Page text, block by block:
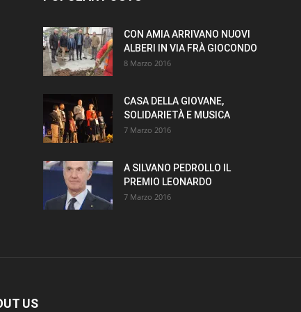
CON AMIA ARRIVANO NUOVI
ALBERI IN VIA FRÀ GIOCONDO
8 Marzo 2016
CASA DELLA GIOVANE,
SOLIDARIETÀ E MUSICA
7 Marzo 2016
A SILVANO PEDROLLO IL
PREMIO LEONARDO
7 Marzo 2016
US